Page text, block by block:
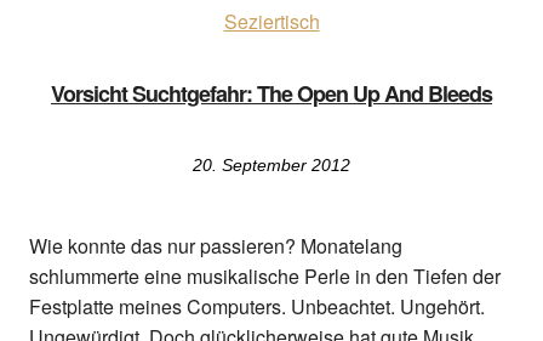
Seziertisch
Vorsicht Suchtgefahr: The Open Up And Bleeds
20. September 2012
Wie konnte das nur passieren? Monatelang
schlummerte eine musikalische Perle in den Tiefen der
Festplatte meines Computers. Unbeachtet. Ungehört.